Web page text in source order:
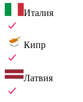
Италия
Кипр
Латвия